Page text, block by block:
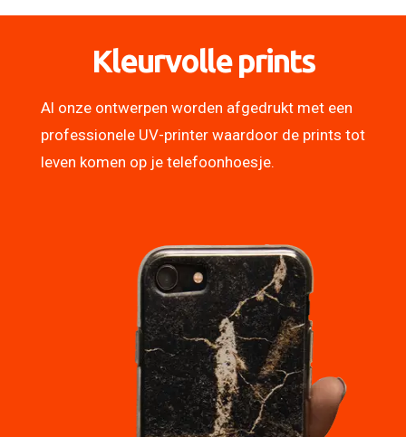
Kleurvolle prints
Al onze ontwerpen worden afgedrukt met een
professionele UV-printer waardoor de prints tot
leven komen op je telefoonhoesje.